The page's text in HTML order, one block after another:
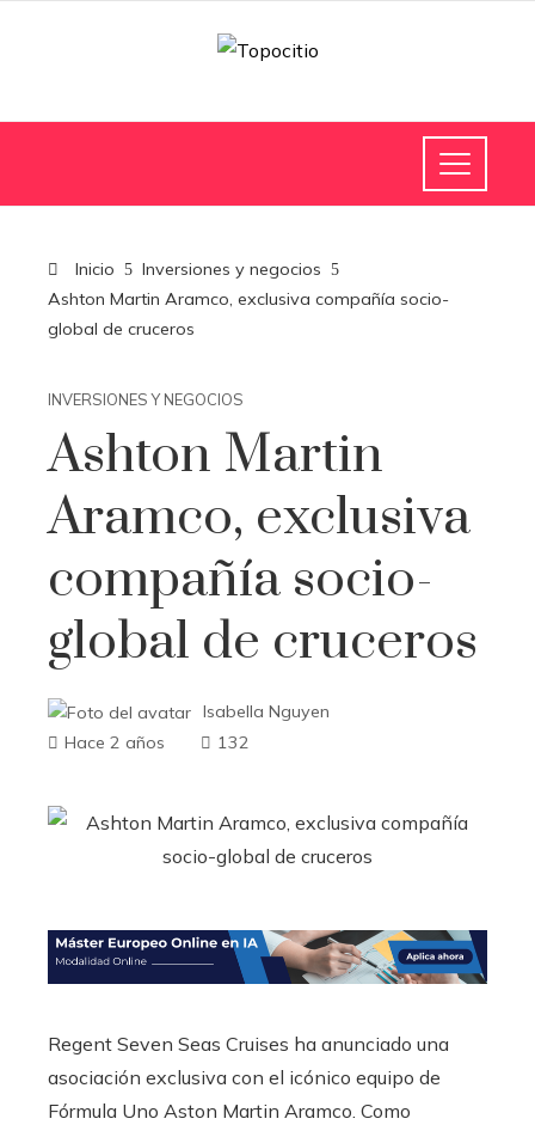
Inicio
Inversiones y negocios
Ashton Martin Aramco, exclusiva compañía socio-
global de cruceros
INVERSIONES Y NEGOCIOS
Ashton Martin
Aramco, exclusiva
compañía socio-
global de cruceros
Isabella Nguyen
Hace 2 años
132
Regent Seven Seas Cruises ha anunciado una
asociación exclusiva con el icónico equipo de
Fórmula Uno Aston Martin Aramco. Como